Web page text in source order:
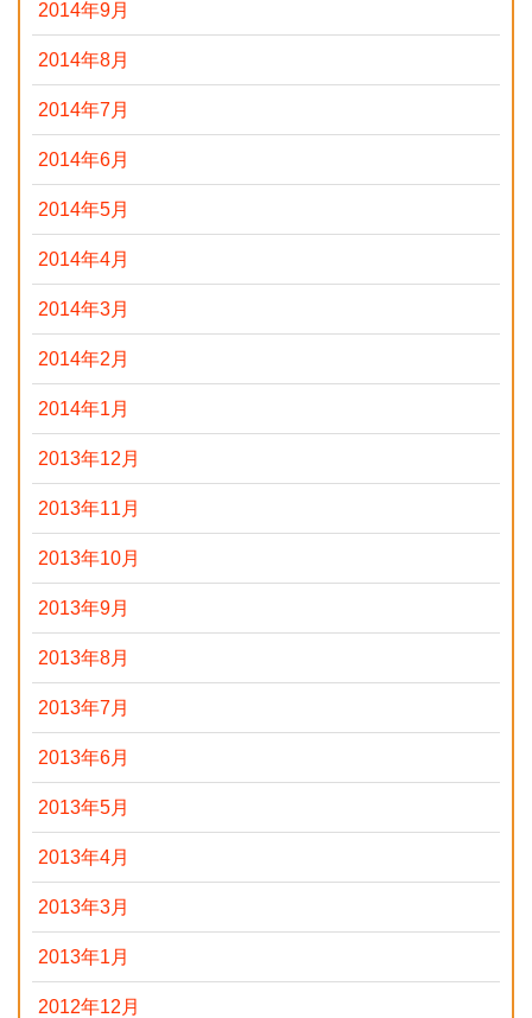
2014年9月
2014年8月
2014年7月
2014年6月
2014年5月
2014年4月
2014年3月
2014年2月
2014年1月
2013年12月
2013年11月
2013年10月
2013年9月
2013年8月
2013年7月
2013年6月
2013年5月
2013年4月
2013年3月
2013年1月
2012年12月